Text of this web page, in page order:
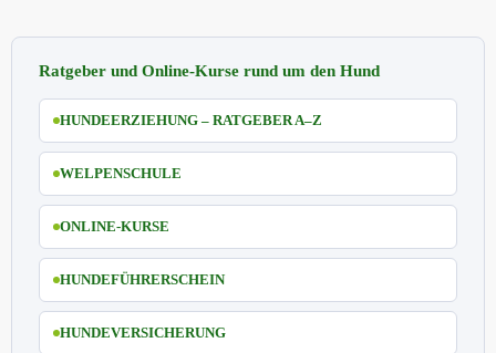
Ratgeber und Online-Kurse rund um den Hund
HUNDEERZIEHUNG – RATGEBER A–Z
WELPENSCHULE
ONLINE-KURSE
HUNDEFÜHRERSCHEIN
HUNDEVERSICHERUNG